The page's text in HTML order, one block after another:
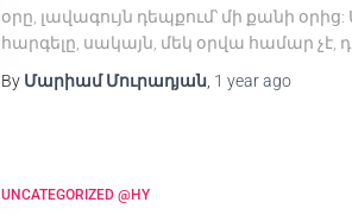
օրը, լավագույն դեպքում՝ մի քանի օրից:
հարգելը, սակայն, մեկ օրվա համար չէ,
By Մարիամ Մուրադյան, 1 yearago
UNCATEGORIZED @HY